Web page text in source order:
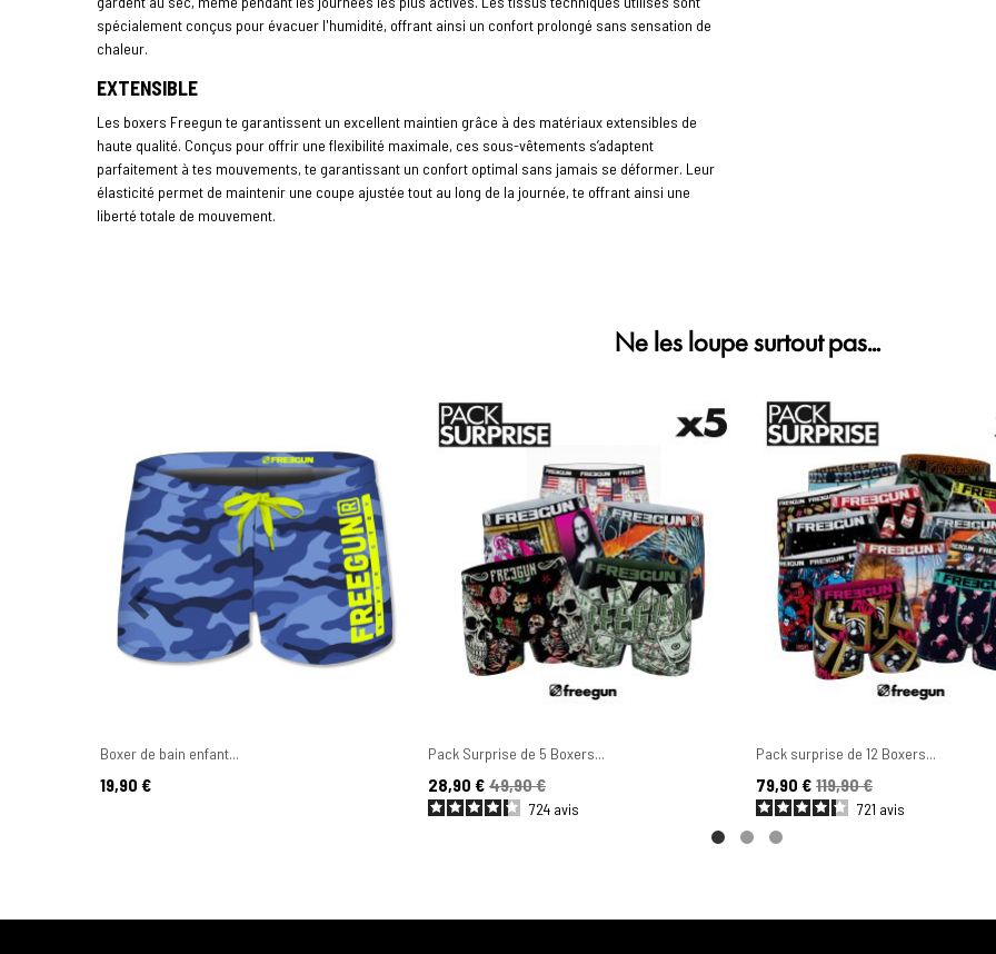
spécialement conçus pour évacuer l'humidité, offrant ainsi un confort prolongé sans sensation de
chaleur.
EXTENSIBLE
Les boxers Freegun te garantissent un excellent maintien grâce à des matériaux extensibles de
haute qualité. Conçus pour offrir une flexibilité maximale, ces sous-vêtements s’adaptent
parfaitement à tes mouvements, te garantissant un confort optimal sans jamais se déformer. Leur
élasticité permet de maintenir une coupe ajustée tout au long de la journée, te offrant ainsi une
liberté totale de mouvement.
Ne les loupe surtout pas…
Boxer de bain enfant...
Prix
19,90 €
Pack Surprise de 5 Boxers...
Prix
28,90 €
Prix de base49,90 €
724 avis
Pack surprise de 12 Boxers...
Prix
79,90 €
Prix de base119,90 €
721 avis